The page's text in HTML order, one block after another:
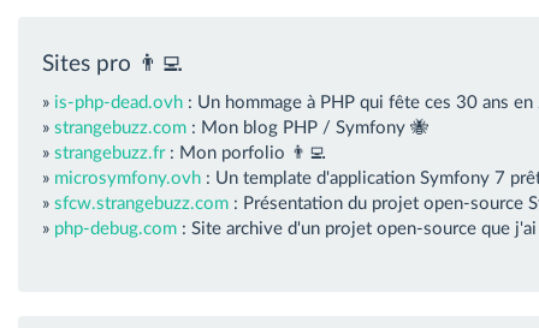
Sites pro 👨‍💻
» is-php-dead.ovh : Un hommage à PHP qui fête ces 30 ans
» strangebuzz.com : Mon blog PHP / Symfony 🐝
» strangebuzz.fr: Mon porfolio 👨‍💻
» microsymfony.ovh : Un template d'application Symfony 7
» sfcw.strangebuzz.com : Présentation du projet open-source
» php-debug.com : Site archive d'un projet open-source que